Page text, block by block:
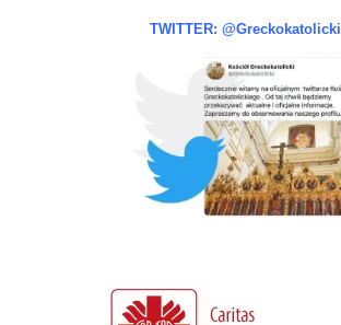
TWITTER: @Greckokatolicki